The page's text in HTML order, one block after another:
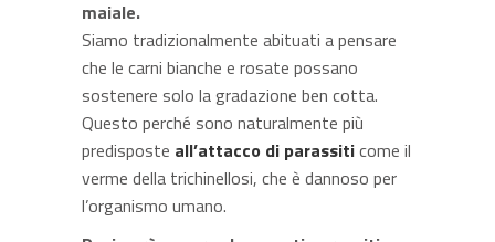
maiale.
Siamo tradizionalmente abituati a pensare
che le carni bianche e rosate possano
sostenere solo la gradazione ben cotta.
Questo perché sono naturalmente più
predisposte all’attacco di parassiticome il
verme della trichinellosi, che è dannoso per
l’organismo umano.